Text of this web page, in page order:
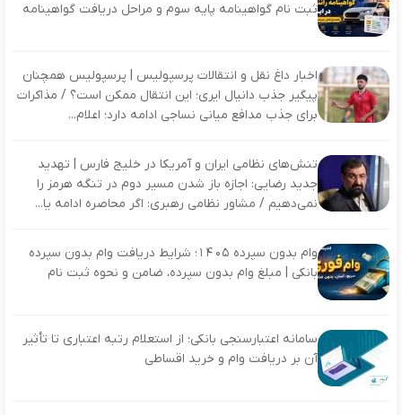
ثبت نام گواهینامه پایه سوم و مراحل دریافت گواهینامه
اخبار داغ نقل و انتقالات پرسپولیس | پرسپولیس همچنان
پیگیر جذب دانیال ایری؛ این انتقال ممکن است؟ / مذاکرات
برای جذب مدافع میانی نساجی ادامه دارد؛ اعلام...
تنش‌های نظامی ایران و آمریکا در خلیج فارس | تهدید
جدید رضایی: اجازه باز شدن مسیر دوم در تنگه هرمز را
نمی‌دهیم / مشاور نظامی رهبری: اگر محاصره ادامه یا...
وام بدون سپرده ۱۴۰۵؛ شرایط دریافت وام بدون سپرده
بانکی | مبلغ وام بدون سپرده، ضامن و نحوه ثبت نام
سامانه اعتبارسنجی بانکی؛ از استعلام رتبه اعتباری تا تأثیر
آن بر دریافت وام و خرید اقساطی